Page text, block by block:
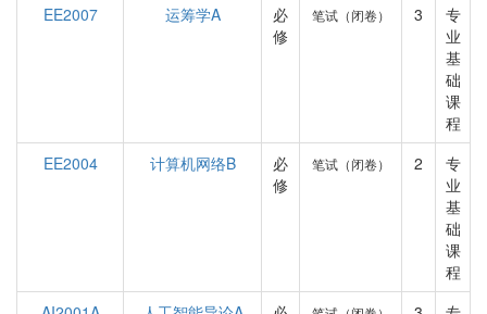
EE2007 运筹学A
必
修
笔试（闭卷） 3
专
业
基
础
课
程
EE2004
计算机网络B
必
修
笔试（闭卷） 2
专
业
基
础
课
程